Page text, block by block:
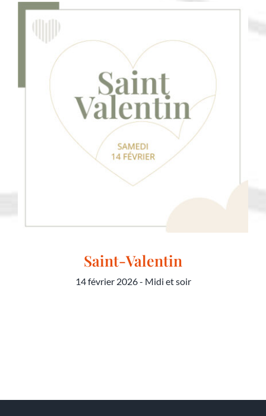
Saint-Valentin
14 février 2026 - Midi et soir